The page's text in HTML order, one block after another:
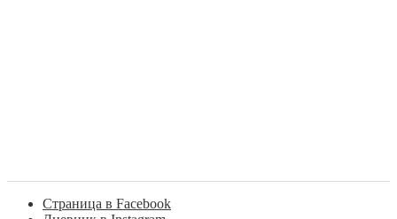
Страница в Facebook